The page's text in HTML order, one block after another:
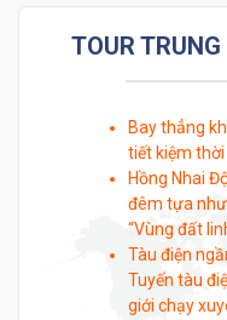
TOUR
Bay thẳng
tiết kiệm
Hồng Nhai
đêm tựa
“Vùng đất
Tàu điện
Tuyến tàu
giới chạy